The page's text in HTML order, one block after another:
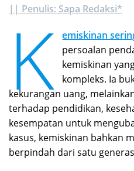
|| Penulis: Sapa Redaksi*
K emiskinan
persoalan
kemiskinan
kompleks. Ia
kekurangan uang,
terhadap pendidikan,
kesempatan untuk
kasus, kemiskinan bahkan
berpindah dari satu